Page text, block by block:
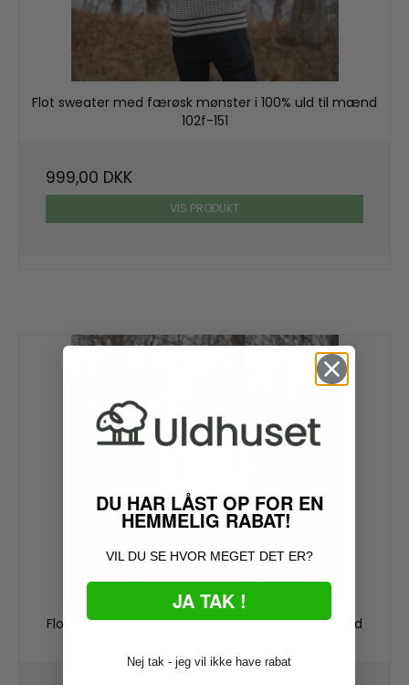
Flot sweater med færøsk mønster i 100% uld til mænd
102f-151
999,00 DKK
VIS PRODUKT
Flot uld sweater strikket i 3GG twistgarn to mænd
DU HAR LÅST OP FOR EN
HEMMELIG RABAT!
VIL DU SE HVOR MEGET DET ER?
JA TAK !
Nej tak - jeg vil ikke have rabat